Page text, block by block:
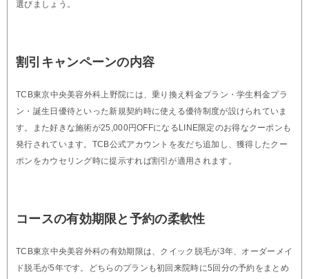
選びましょう。
割引キャンペーンの内容
TCB東京中央美容外科上野院には、乗り換え料金プラン・学生料金プラ
ン・誕生日優待といった新規契約時に使える優待制度が設けられていま
す。また好きな施術が25,000円OFFになるLINE限定のお得なクーポンも
発行されています。TCB公式アカウントを友だち追加し、獲得したクー
ポンをカウセリング時に提示すれば割引が適用されます。
コースの有効期限と予約の柔軟性
TCB東京中央美容外科の有効期限は、クイック脱毛が3年、オーダーメイ
ド脱毛が5年です。どちらのプランも初回来院時に5回分の予約をまとめ